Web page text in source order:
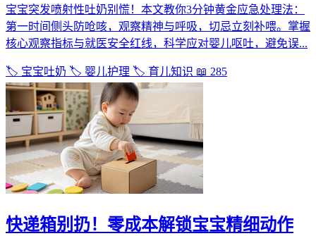
宝宝突发喷射性吐奶别慌！本文教你3分钟黄金应急处理法：
第一时间侧头防呛咳，观察精神与呼吸，切忌立刻补喂。掌握
核心观察指标与就医安全红线，科学应对婴儿呕吐，避免误...
🏷️ 宝宝吐奶 🏷️ 婴儿护理 🏷️ 育儿知识 📖 285
快递箱别扔！零成本解锁宝宝精细动作